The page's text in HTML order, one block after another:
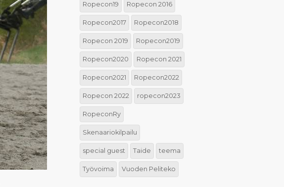
Ropecon19 Ropecon 2016
Ropecon2017 Ropecon2018
Ropecon 2019 Ropecon2019
Ropecon2020 Ropecon 2021
Ropecon2021 Ropecon2022
Ropecon 2022 ropecon2023
RopeconRy
Skenaariokilpailu
special guest Taide teema
Työvoima Vuoden Peliteko